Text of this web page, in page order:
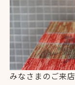
みなさまのご来